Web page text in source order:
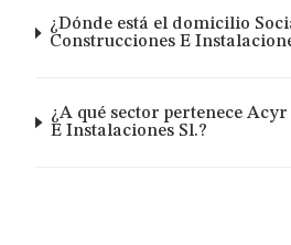
¿Dónde está el domicilio
Construcciones E
¿A qué sector pertenece
E Instalaciones Sl.?